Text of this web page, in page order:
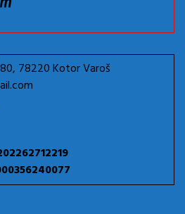
78220 Kotor Varoš